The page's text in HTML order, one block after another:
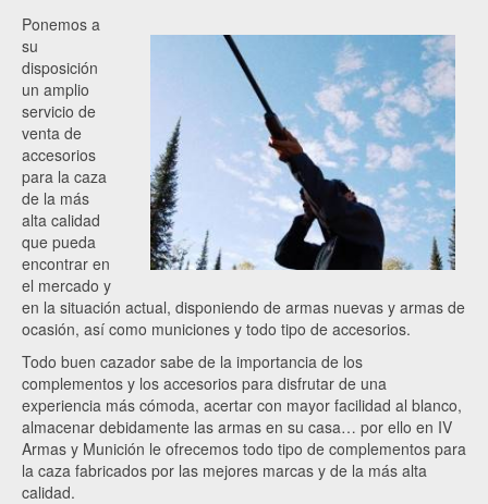
Ponemos a
su
disposición
un amplio
servicio de
venta de
accesorios
para la caza
de la más
alta calidad
que pueda
encontrar en
el mercado y
en la situación actual, disponiendo de armas nuevas y armas de
ocasión, así como municiones y todo tipo de accesorios.
Todo buen cazador sabe de la importancia de los
complementos y los accesorios para disfrutar de una
experiencia más cómoda, acertar con mayor facilidad al blanco,
almacenar debidamente las armas en su casa… por ello en IV
Armas y Munición le ofrecemos todo tipo de complementos para
la caza fabricados por las mejores marcas y de la más alta
calidad.